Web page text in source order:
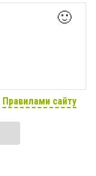
🙂
Правилами сайту